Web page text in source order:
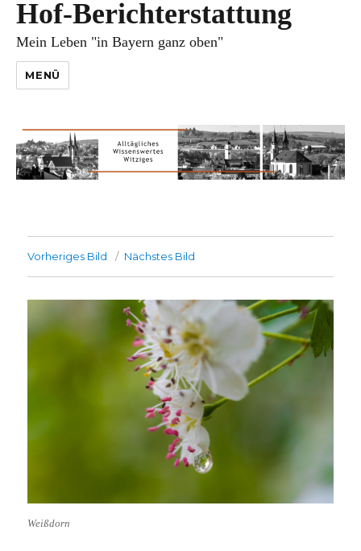
Hof-Berichterstattung
Mein Leben "in Bayern ganz oben"
MENÜ
Vorheriges Bild Nächstes Bild
Weißdorn